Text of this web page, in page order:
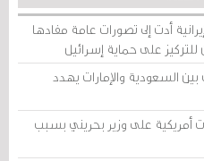
أدت إلى تصورات عامة مفادها
للتركيز على حماية إسرائيل
السعودية والإمارات يهدد
على وزير بحريني بسبب